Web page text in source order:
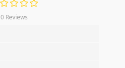
0 Reviews